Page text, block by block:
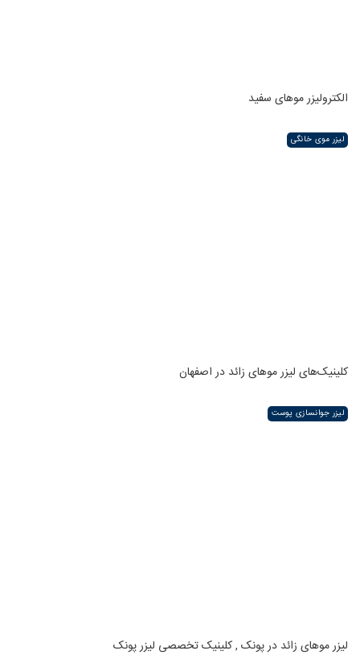
الکترولیزر موهای سفید
لیزر موی خانگی
کلینیک‌های لیزر موهای زائد در اصفهان
لیزر جوانسازی پوست
لیزر موهای زائد در پونک , کلینیک تخصصی لیزر پونک